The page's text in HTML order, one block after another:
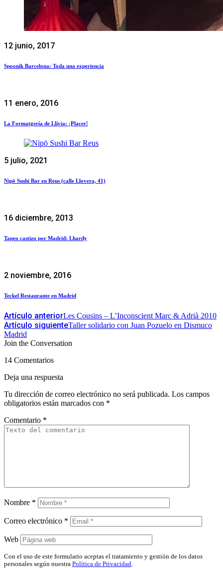
12 junio, 2017
Spoonik Barcelona: Toda una experiencia
11 enero, 2016
La Formatgería de Llívia: ¡Placer!
5 julio, 2021
Nipō Sushi Bar en Reus (calle Llovera, 41)
16 diciembre, 2013
Tapeo castizo por Madrid: Lhardy
2 noviembre, 2016
Teckel Restaurante en Madrid
Artículo anteriorLes Cousins – L’Inconscient Marc & Adrià 2010
Artículo siguienteTaller solidario con Juan Pozuelo en Dismuco
Madrid
Join the Conversation
14 Comentarios
Deja una respuesta
Tu dirección de correo electrónico no será publicada. Los campos
obligatorios están marcados con *
Comentario *
Nombre *
Correo electrónico *
Web
Con el uso de este formulario aceptas el tratamiento y gestión de los datos
personales según nuestra Política de Privacidad.